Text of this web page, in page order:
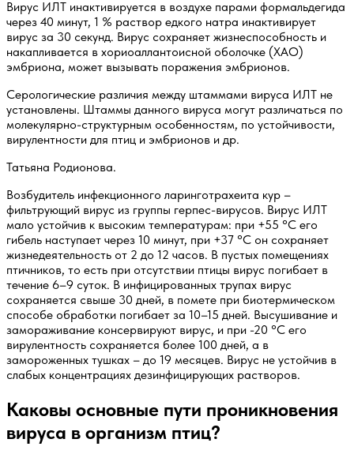
Вирус ИЛТ инактивируется в воздухе парами формальдегида
через 40 минут, 1 % раствор едкого натра инактивирует
вирус за 30 секунд. Вирус сохраняет жизнеспособность и
накапливается в хориоаллантоисной оболочке (ХАО)
эмбриона, может вызывать поражения эмбрионов.
Серологические различия между штаммами вируса ИЛТ не
установлены. Штаммы данного вируса могут различаться по
молекулярно-структурным особенностям, по устойчивости,
вирулентности для птиц и эмбрионов и др.
Татьяна Родионова.
Возбудитель инфекционного ларинготрахеита кур –
фильтрующий вирус из группы герпес-вирусов. Вирус ИЛТ
мало устойчив к высоким температурам: при +55 °С его
гибель наступает через 10 минут, при +37 °С он сохраняет
жизнедеятельность от 2 до 12 часов. В пустых помещениях
птичников, то есть при отсутствии птицы вирус погибает в
течение 6–9 суток. В инфицированных трупах вирус
сохраняется свыше 30 дней, в помете при биотермическом
способе обработки погибает за 10–15 дней. Высушивание и
замораживание консервируют вирус, и при -20 °С его
вирулентность сохраняется более 100 дней, а в
замороженных тушках – до 19 месяцев. Вирус не устойчив в
слабых концентрациях дезинфицирующих растворов.
Каковы основные пути проникновения
вируса в организм птиц?